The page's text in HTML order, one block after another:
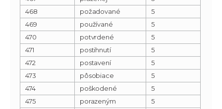
468
požadované
5
469
používané
5
470
potvrdené
5
471
postihnutí
5
472
postavení
5
473
pôsobiace
5
474
poškodené
5
475
porazeným
5